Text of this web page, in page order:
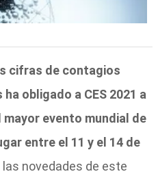
cifras de contagios
obligado a CES 2021 a
evento mundial de
entre el 11 y el 14 de
las novedades de este